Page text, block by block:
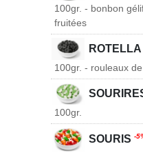
100gr. - bonbon
fruitées
100gr. - rouleaux
100gr.
SOURIS -